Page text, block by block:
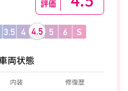
両状態
内装 修復歴